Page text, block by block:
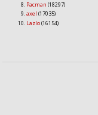
Pacman (18297)
axel (17035)
Lazlo(16154)